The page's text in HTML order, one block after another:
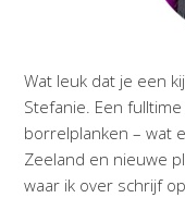
Wat leuk dat je een
Stefanie. Een
borrelplanken – wat
Zeeland en nieuwe
waar ik over schrijf